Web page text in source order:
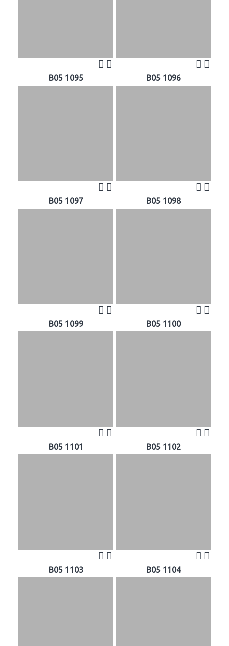
B05 1095 B05 1096
B05 1097 B05 1098
B05 1099 B05 1100
B05 1101 B05 1102
B05 1103 B05 1104